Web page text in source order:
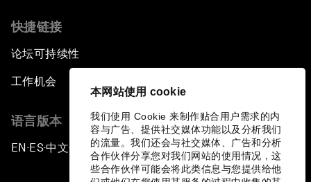
本网站使用 cookie
我们使用 Cookie 来制作贴合用户需求的内
容与广告、提供社交媒体功能以及分析我们
的流量。我们还会与社交媒体、广告和分析
合作伙伴分享您对我们网站的使用情况，这
些合作伙伴可能会将此类信息与您提供给他
快捷链接
论坛可持续性
工作机会
语言版本
EN ▪ES▪中文▪ 日本語